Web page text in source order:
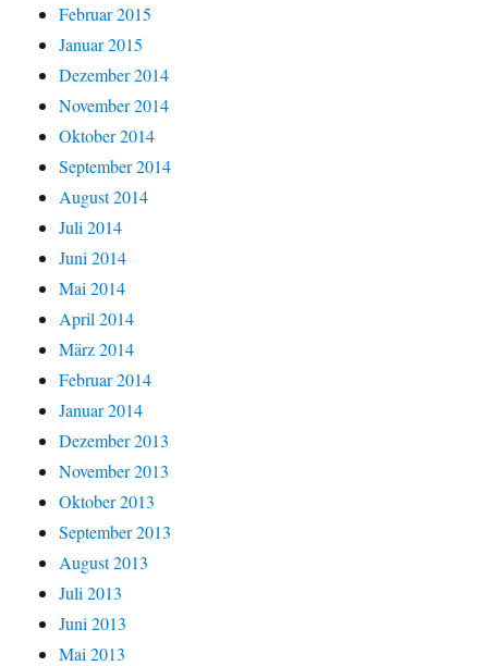
Februar 2015
Januar 2015
Dezember 2014
November 2014
Oktober 2014
September 2014
August 2014
Juli 2014
Juni 2014
Mai 2014
April 2014
März 2014
Februar 2014
Januar 2014
Dezember 2013
November 2013
Oktober 2013
September 2013
August 2013
Juli 2013
Juni 2013
Mai 2013